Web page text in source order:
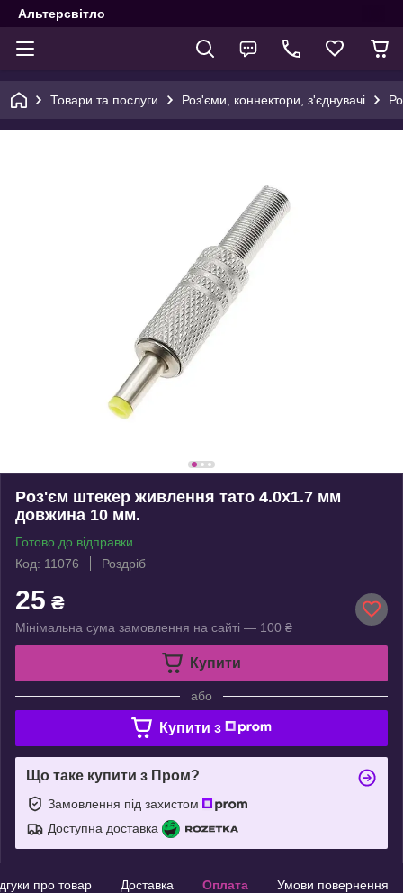
Альтерсвітло
Товари та послуги Роз'єми, коннектори, з'єднувачі
Роз'єм штекер живлення тато 4.0x1.7 мм
довжина 10 мм.
Готово до відправки
Код: 11076
Роздріб
25 ₴
Мінімальна сума замовлення на сайті — 100 ₴
Купити
або
Купити з
Що таке купити з Пром?
Замовлення під захистом
Доступна доставка
про товар Доставка Оплата Умови повернення